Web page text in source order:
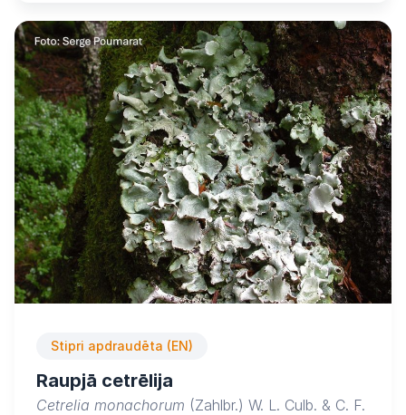
Stipri apdraudēta (EN)
Raupjā cetrēlija
Cetrelia monachorum (Zahlbr.) W. L. Culb. & C. F.